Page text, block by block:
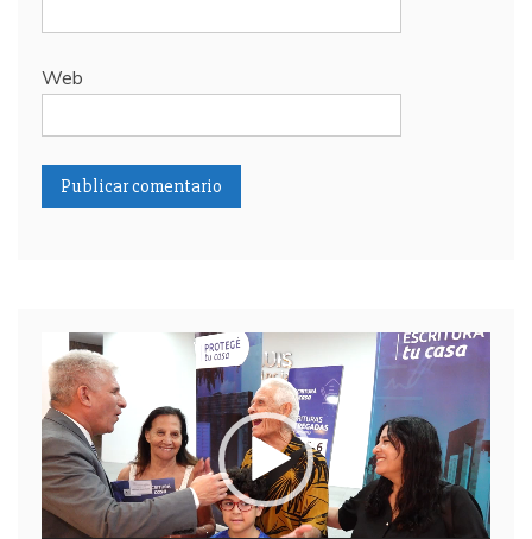
Web
Reproductor
de
video